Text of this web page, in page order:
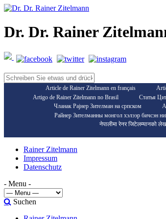
Dr. Dr. Rainer
Article de Rainer Zitelmann en français
Artigo de Rainer Zitelmann no Brasil
Статья
Чланак Рајнер Зителман на српском
Райнер Зителманны монгол хэлээр бичсэн
नेपालीमा रेनर जिटेलम्यानको लेख
Rainer Zitelmann
Impressum
Datenschutz
- Menu -
Suchen